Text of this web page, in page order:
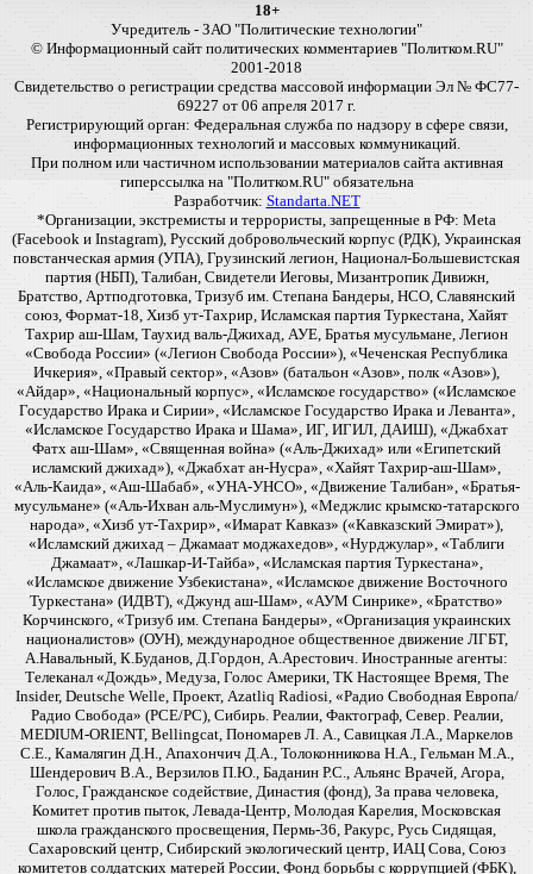
18+
Учредитель - ЗАО "Политические технологии"
© Информационный сайт политических комментариев "Политком.RU"
2001-2018
Свидетельство о регистрации средства массовой информации Эл № ФС77-
69227 от 06 апреля 2017 г.
Регистрирующий орган: Федеральная служба по надзору в сфере связи,
информационных технологий и массовых коммуникаций.
При полном или частичном использовании материалов сайта активная
гиперссылка на "Политком.RU" обязательна
Разработчик: Standarta.NET
*Организации, экстремисты и террористы, запрещенные в РФ: Meta
(Facebook и Instagram), Русский добровольческий корпус (РДК), Украинская
повстанческая армия (УПА), Грузинский легион, Национал-Большевистская
партия (НБП), Талибан, Свидетели Иеговы, Мизантропик Дивижн,
Братство, Артподготовка, Тризуб им. Степана Бандеры, НСО, Славянский
союз, Формат-18, Хизб ут-Тахрир, Исламская партия Туркестана, Хайят
Тахрир аш-Шам, Таухид валь-Джихад, АУЕ, Братья мусульмане, Легион
«Свобода России» («Легион Свобода России»), «Чеченская Республика
Ичкерия», «Правый сектор», «Азов» (батальон «Азов», полк «Азов»),
«Айдар», «Национальный корпус», «Исламское государство» («Исламское
Государство Ирака и Сирии», «Исламское Государство Ирака и Леванта»,
«Исламское Государство Ирака и Шама», ИГ, ИГИЛ, ДАИШ), «Джабхат
Фатх аш-Шам», «Священная война» («Аль-Джихад» или «Египетский
исламский джихад»), «Джабхат ан-Нусра», «Хайят Тахрир-аш-Шам»,
«Аль-Каида», «Аш-Шабаб», «УНА-УНСО», «Движение Талибан», «Братья-
мусульмане» («Аль-Ихван аль-Муслимун»), «Меджлис крымско-татарского
народа», «Хизб ут-Тахрир», «Имарат Кавказ» («Кавказский Эмират»),
«Исламский джихад – Джамаат моджахедов», «Нурджулар», «Таблиги
Джамаат», «Лашкар-И-Тайба», «Исламская партия Туркестана»,
«Исламское движение Узбекистана», «Исламское движение Восточного
Туркестана» (ИДВТ), «Джунд аш-Шам», «АУМ Синрике», «Братство»
Корчинского, «Тризуб им. Степана Бандеры», «Организация украинских
националистов» (ОУН), международное общественное движение ЛГБТ,
А.Навальный, К.Буданов, Д.Гордон, А.Арестович. Иностранные агенты:
Телеканал «Дождь», Медуза, Голос Америки, ТК Настоящее Время, The
Insider, Deutsche Welle, Проект, Azatliq Radiosi, «Радио Свободная Европа/
Радио Свобода» (PCE/PC), Сибирь. Реалии, Фактограф, Север. Реалии,
MEDIUM-ORIENT, Bellingcat, Пономарев Л. А., Савицкая Л.А., Маркелов
С.Е., Камалягин Д.Н., Апахончич Д.А., Толоконникова Н.А., Гельман М.А.,
Шендерович В.А., Верзилов П.Ю., Баданин Р.С., Альянс Врачей, Агора,
Голос, Гражданское содействие, Династия (фонд), За права человека,
Комитет против пыток, Левада-Центр, Молодая Карелия, Московская
школа гражданского просвещения, Пермь-36, Ракурс, Русь Сидящая,
Сахаровский центр, Сибирский экологический центр, ИАЦ Сова, Союз
комитетов солдатских матерей России, Фонд борьбы с коррупцией (ФБК),